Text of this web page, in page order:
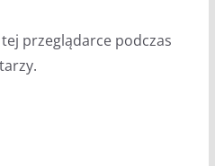
przeglądarce podczas